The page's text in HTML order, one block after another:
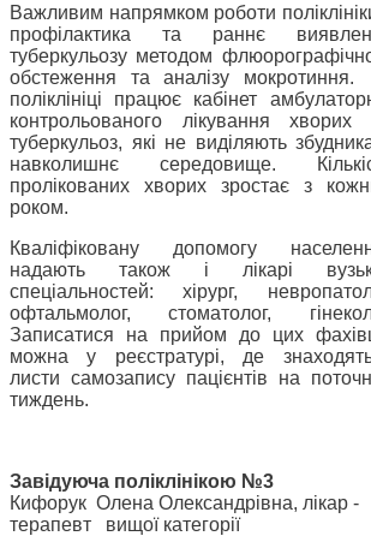
Важливим напрямком роботи
профілактика та раннє
туберкульозу методом
обстеження та аналізу мокротиння.
поліклініці працює кабінет
контрольованого лікування хворих
туберкульоз, які не виділяють
навколишнє середовище.
пролікованих хворих зростає з
роком.
Кваліфіковану допомогу
надають також і лікарі
спеціальностей: хірург,
офтальмолог, стоматолог,
Записатися на прийом до цих
можна у реєстратурі, де
листи самозапису пацієнтів на
тиждень.
Завідуюча поліклінікою №3
Кифорук Олена Олександрівна, лікар -
терапевт вищої категорії